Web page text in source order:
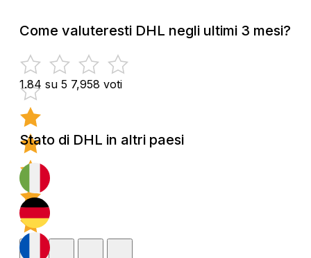
Come valuteresti DHL negli ultimi 3 mesi?
1.84 su 5 7,958 voti
Stato di DHL in altri paesi